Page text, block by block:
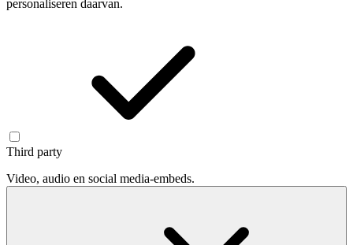
personaliseren daarvan.
Third party
Video, audio en social media-embeds.